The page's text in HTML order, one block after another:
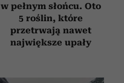
w pełnym słońcu. Oto
5 roślin, które
przetrwają nawet
największe upały